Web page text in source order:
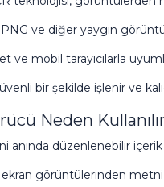
ve diğer yaygın görüntü
ve mobil tarayıcılarla
bir şekilde işlenir ve
Neden Kullanılır
anında düzenlenebilir
görüntülerinden metni